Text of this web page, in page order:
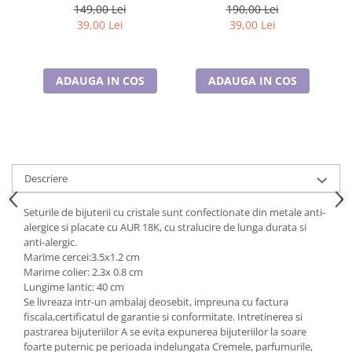
Cadouri pentru Doctori
Cadouri pentru Sfânta Maria
placat cu aur
149,00 Lei
39,00 Lei
ADAUGA IN COS
190,00 Lei
39,00 Lei
ADAUGA IN COS
Descriere
Seturile de bijuterii cu cristale sunt confectionate din metale anti-
alergice si placate cu AUR 18K, cu stralucire de lunga durata si
anti-alergic.
Marime cercei:3.5x1.2 cm
Marime colier: 2.3x 0.8 cm
Lungime lantic: 40 cm
Se livreaza intr-un ambalaj deosebit, impreuna cu factura
fiscala,certificatul de garantie si conformitate. Intretinerea si
pastrarea bijuteriilor A se evita expunerea bijuteriilor la soare
foarte puternic pe perioada indelungata Cremele, parfumurile,